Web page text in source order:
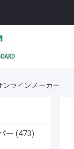
ラインメーカー
ー (473)